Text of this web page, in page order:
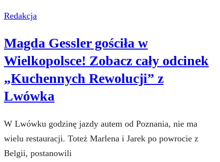
Redakcja
Magda Gessler gościła w
Wielkopolsce! Zobacz cały odcinek
„Kuchennych Rewolucji” z
Lwówka
W Lwówku godzinę jazdy autem od Poznania, nie ma
wielu restauracji. Toteż Marlena i Jarek po powrocie z
Belgii, postanowili